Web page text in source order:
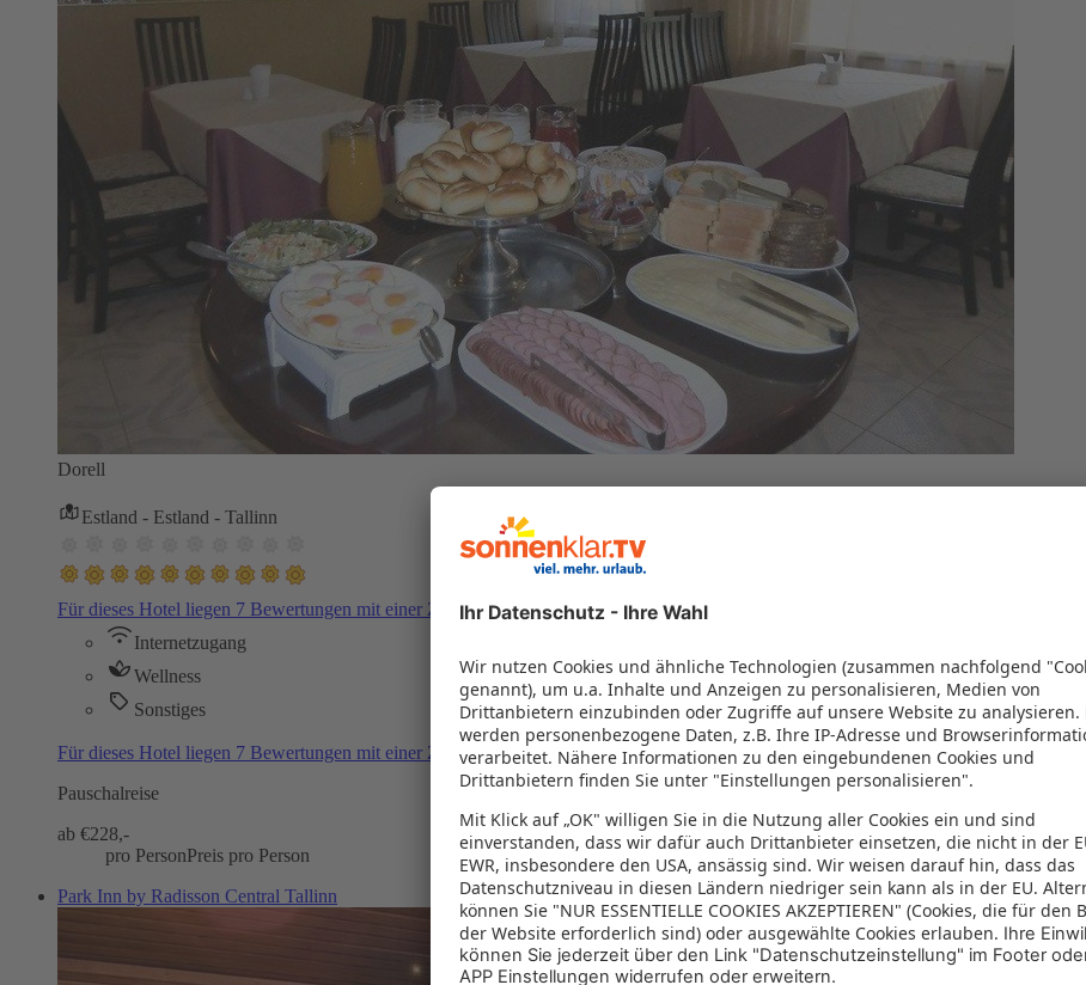
Dorell
Estland - Estland - Tallinn
Für dieses Hotel liegen 7 Bewertungen mit einer Zustimmung von 98% vor
Internetzugang
Wellness
Sonstiges
Für dieses Hotel liegen 7 Bewertungen mit einer Zustimmung von 98% vor (7)98%
Pauschalreise
ab €228,-
pro PersonPreis pro Person
Park Inn by Radisson Central Tallinn